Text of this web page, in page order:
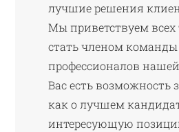
лучшие решения
Мы приветствуем всех
стать членом команды
профессионалов
Вас есть возможность
как о лучшем
интересующую